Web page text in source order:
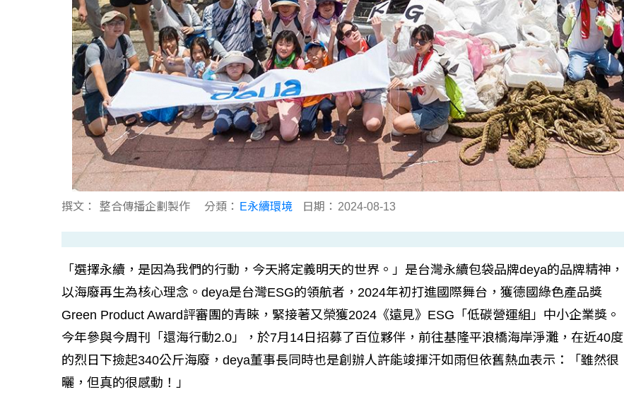
撰文： 整合傳播企劃製作 分類： E永續環境 日期： 2024-08-13
「選擇永續，是因為我們的行動，今天將定義明天的世界。」是台灣永續包袋品牌deya的品牌精神，
以海廢再生為核心理念。deya是台灣ESG的領航者，2024年初打進國際舞台，獲德國綠色產品獎
Green Product Award評審團的青睞，緊接著又榮獲2024《遠見》ESG「低碳營運組」中小企業獎。
今年參與今周刊「還海行動2.0」，於7月14日招募了百位夥伴，前往基隆平浪橋海岸淨灘，在近40度
的烈日下撿起340公斤海廢，deya董事長同時也是創辦人許能竣揮汗如雨但依舊熱血表示：「雖然很
曬，但真的很感動！」